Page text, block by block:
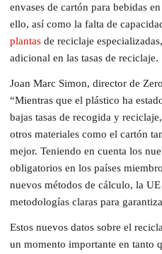
envases de cartón para bebidas
ello, así como la falta de
plantas de reciclaje
adicional en las tasas de reciclaje.
Joan Marc Simon, director de
“Mientras que el plástico ha
bajas tasas de recogida y
otros materiales como el cartón
mejor. Teniendo en cuenta los
obligatorios en los países
nuevos métodos de cálculo, la
metodologías claras para
Estos nuevos datos sobre el
un momento importante en tanto